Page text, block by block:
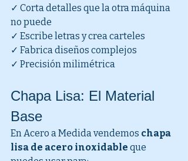
✓ Corta detalles que la otra máquina
no puede
✓ Escribe letras y crea carteles
✓ Fabrica diseños complejos
✓ Precisión milimétrica
Chapa Lisa: El Material
Base
En Acero a Medida vendemos chapa
lisa de acero inoxidable que